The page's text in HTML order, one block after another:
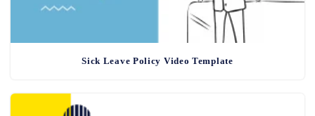
Sick Leave Policy Video Template